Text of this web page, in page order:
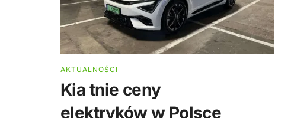
AKTUALNOŚCI
Kia tnie ceny
elektryków w Polsce